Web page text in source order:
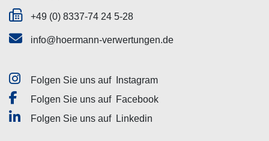
+49 (0) 8337-74 24 5-28
info@hoermann-verwertungen.de
Folgen Sie uns auf
Instagram
Folgen Sie uns auf Facebook
Folgen Sie uns auf
Linkedin